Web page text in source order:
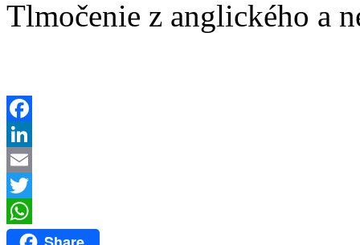
Tlmočenie z anglického a
Facebook
LinkedIn
Email
Twitter
WhatsApp